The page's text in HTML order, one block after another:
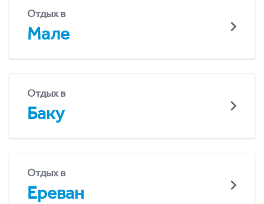
Отдых в
Мале
Отдых в
Баку
Отдых в
Ереван